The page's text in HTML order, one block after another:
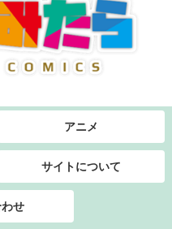
アニメ
サイトについて
せ